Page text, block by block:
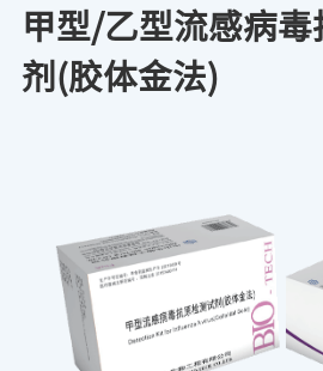
甲型/乙型流感病毒
剂(胶体金法)